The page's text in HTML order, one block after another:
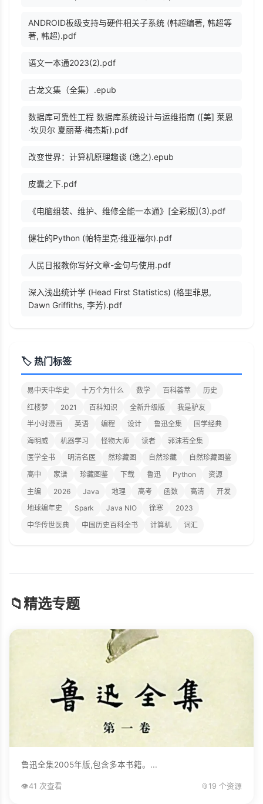
ANDROID板级支持与硬件相关子系统 (韩超编著, 韩超等
著, 韩超).pdf
语文一本通2023(2).pdf
古龙文集（全集）.epub
数据库可靠性工程 数据库系统设计与运维指南 ([美] 莱恩
·坎贝尔 夏丽蒂·梅杰斯).pdf
改变世界：计算机原理趣谈 (逸之).epub
皮囊之下.pdf
《电脑组装、维护、维修全能一本通》[全彩版](3).pdf
健壮的Python (帕特里克·维亚福尔).pdf
人民日报教你写好文章-金句与使用.pdf
深入浅出统计学 (Head First Statistics) (格里菲思,
Dawn Griffiths, 李芳).pdf
🏷️ 热门标签
易中天中华史 十万个为什么 数学 百科荟萃
历史
红楼梦
2021 百科知识 全新升级版
我是驴友
半小时漫画
英语 编程 设计 鲁迅全集
国学经典
海明威
机器学习 怪物大师 读者
郭沫若全集
医学全书
明清名医 然珍藏图 自然珍藏
自然珍藏图鉴
高中
家谱 珍藏图鉴 下载 鲁迅 Python
资源
主编
2026 Java 地理 高考 函数 高清
开发
地球编年史
Spark Java NIO 徐寒
2023
中华传世医典
中国历史百科全书 计算机 词汇
📁精选专题
鲁迅全集2005年版,包含多本书籍。...
👁️41 次查看 📎 19 个资源